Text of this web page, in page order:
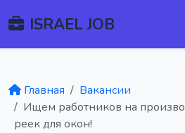
ISRAEL JOB
Главная
Вакансии
Ищем работников на
реек для окон!